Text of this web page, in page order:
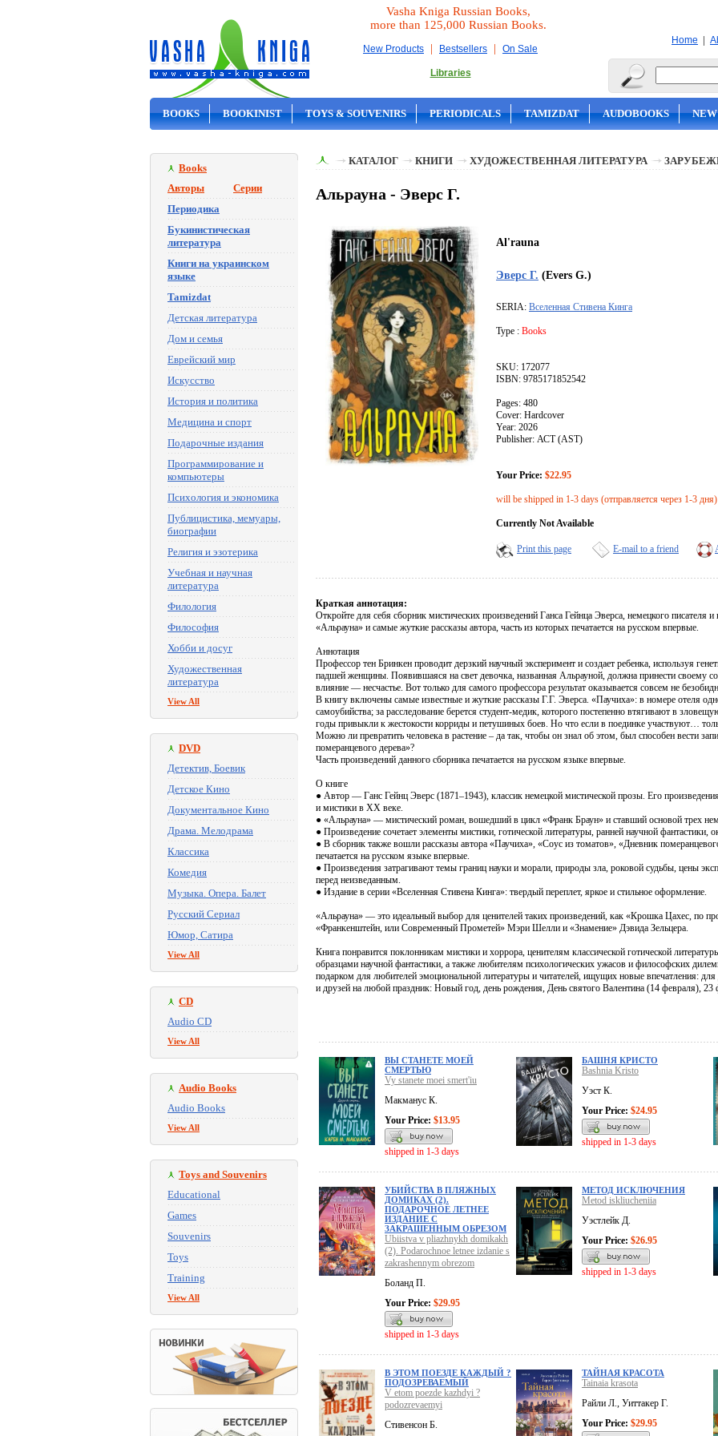
Vasha Kniga Russian Books,
more than 125,000 Russian Books.
New Products | Bestsellers | On Sale
Libraries
Home |
BOOKS BOOKINIST TOYS & SOUVENIRS PERIODICALS TAMIZDAT AUDOBOOKS
Books
Авторы
Серии
Периодика
Букинистическая
литература
Книги на украинском
языке
Tamizdat
Детская литература
Дом и семья
Еврейский мир
Искусство
История и политика
Медицина и спорт
Подарочные издания
Программирование и
компьютеры
Психология и экономика
Публицистика, мемуары,
биографии
Религия и эзотерика
Учебная и научная
литература
Филология
Философия
Хобби и досуг
Художественная
литература
View All
DVD
Детектив, Боевик
Детское Кино
Документальное Кино
Драма. Мелодрама
Классика
Комедия
Музыка. Опера. Балет
Русский Сериал
Юмор, Сатира
View All
CD
Audio CD
View All
Audio Books
Audio Books
View All
Toys and Souvenirs
Educational
Games
Souvenirs
Toys
Training
View All
КАТАЛОГ КНИГИ ХУДОЖЕСТВЕННАЯ ЛИТЕРАТУРА
Альрауна - Эверс Г.
Al'rauna
Эверс Г. (Evers G.)
SERIA: Вселенная Стивена Кинга
Type : Books
SKU: 172077
ISBN: 9785171852542
Pages: 480
Cover: Hardcover
Year: 2026
Publisher: АСТ (AST)
Your Price: $22.95
will be shipped in 1-3 days (отправляется через 1-3 дня)
Currently Not Available
Print this page E-mail to a friend
Краткая аннотация:
Откройте для себя сборник мистических произведений Ганса Гейнца Эверса, немецкого писателя
«Альрауна» и самые жуткие рассказы автора, часть из которых печатается на русском впервые.
Аннотация
Профессор тен Бринкен проводит дерзкий научный эксперимент и создает ребенка, используя
падшей женщины. Появившаяся на свет девочка, названная Альрауной, должна принести своему
влияние — несчастье. Вот только для самого профессора результат оказывается совсем не
В книгу включены самые известные и жуткие рассказы Г.Г. Эверса. «Паучиха»: в номере отеля
самоубийства; за расследование берется студент-медик, которого постепенно втягивают в
годы привыкли к жестокости корриды и петушиных боев. Но что если в поединке участвуют…
Можно ли превратить человека в растение – да так, чтобы он знал об этом, был способен вести
померанцевого дерева»?
Часть произведений данного сборника печатается на русском языке впервые.
О книге
● Автор — Ганс Гейнц Эверс (1871–1943), классик немецкой мистической прозы. Его
и мистики в XX веке.
● «Альрауна» — мистический роман, вошедший в цикл «Франк Браун» и ставший основой трех
● Произведение сочетает элементы мистики, готической литературы, ранней научной фантастики,
● В сборник также вошли рассказы автора «Паучиха», «Соус из томатов», «Дневник
печатается на русском языке впервые.
● Произведения затрагивают темы границ науки и морали, природы зла, роковой судьбы, цены
перед неизведанным.
● Издание в серии «Вселенная Стивена Кинга»: твердый переплет, яркое и стильное оформление.
«Альрауна» — это идеальный выбор для ценителей таких произведений, как «Крошка Цахес, по
«Франкенштейн, или Современный Прометей» Мэри Шелли и «Знамение» Дэвида Зельцера.
Книга понравится поклонникам мистики и хоррора, ценителям классической готической
образцами научной фантастики, а также любителям психологических ужасов и философских
подарком для любителей эмоциональной литературы и читателей, ищущих новые впечатления:
и друзей на любой праздник: Новый год, день рождения, День святого Валентина (14 февраля), 23
ВЫ СТАНЕТЕ МОЕЙ
СМЕРТЬЮ
Vy stanete moei smert'iu
Макманус К.
Your Price: $13.95
shipped in 1-3 days
БАШНЯ КРИСТО
Bashnia Kristo
Уэст К.
Your Price: $24.95
shipped in 1-3 days
УБИЙСТВА В ПЛЯЖНЫХ
ДОМИКАХ (2).
ПОДАРОЧНОЕ ЛЕТНЕЕ
ИЗДАНИЕ С
ЗАКРАШЕННЫМ ОБРЕЗОМ
Ubiistva v pliazhnykh domikakh
(2). Podarochnoe letnee izdanie s
zakrashennym obrezom
Боланд П.
Your Price: $29.95
shipped in 1-3 days
МЕТОД ИСКЛЮЧЕНИЯ
Metod iskliucheniia
Уэстлейк Д.
Your Price: $26.95
shipped in 1-3 days
В ЭТОМ ПОЕЗДЕ КАЖДЫЙ ?
ПОДОЗРЕВАЕМЫЙ
V etom poezde kazhdyi ?
podozrevaemyi
Стивенсон Б.
ТАЙНАЯ КРАСОТА
Tainaia krasota
Райли Л., Уиттакер Г.
Your Price: $29.95